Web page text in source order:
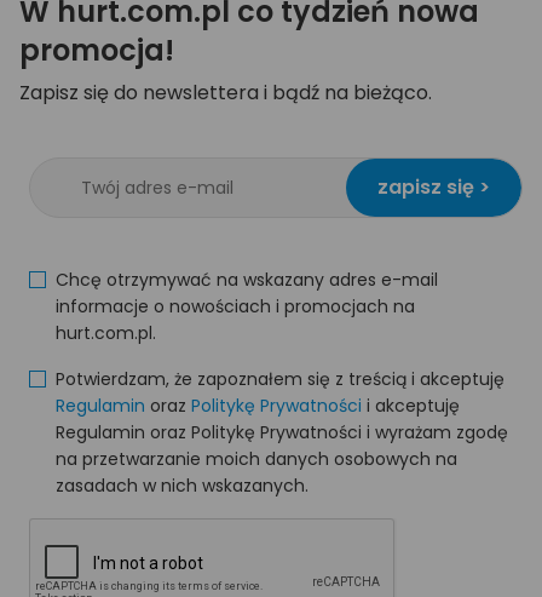
W hurt.com.pl co tydzień nowa
promocja!
Zapisz się do newslettera i bądź na bieżąco.
zapisz się >
Chcę otrzymywać na wskazany adres e-mail
informacje o nowościach i promocjach na
hurt.com.pl.
Potwierdzam, że zapoznałem się z treścią i akceptuję
Regulamin oraz Politykę Prywatności i akceptuję
Regulamin oraz Politykę Prywatności i wyrażam zgodę
na przetwarzanie moich danych osobowych na
zasadach w nich wskazanych.